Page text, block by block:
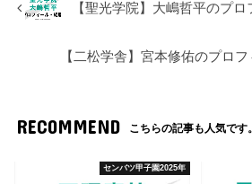
【聖光学院】大嶋哲平のプ
【二松学舎】宮本修佑のプロ
RECOMMEND こちらの記事も人気です。
センバツ甲子園2025年